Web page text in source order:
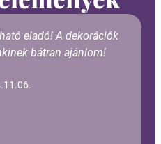
eladó! A dekorációk
bátran ajánlom!